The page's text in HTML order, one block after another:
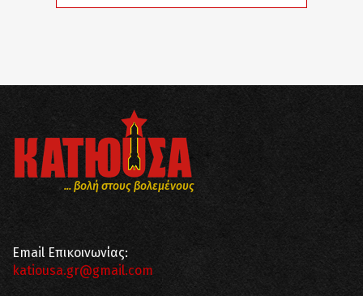
... βολή στους βολεμένους
Email Επικοινωνίας:
katiousa.gr@gmail.com